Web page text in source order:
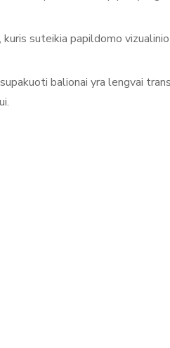
suteikia papildomo
balionai yra lengvai